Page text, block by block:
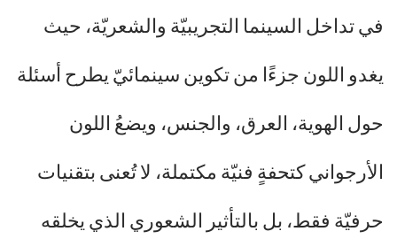
في تداخل السينما التجريبيّة والشعريّة، حيث
يغدو اللون جزءًا من تكوين سينمائيّ يطرح أسئلة
حول الهوية، العرق، والجنس، ويضعُ اللون
الأرجواني كتحفةٍ فنيّة مكتملة، لا تُعنى بتقنيات
حرفيّة فقط، بل بالتأثير الشعوري الذي يخلقه